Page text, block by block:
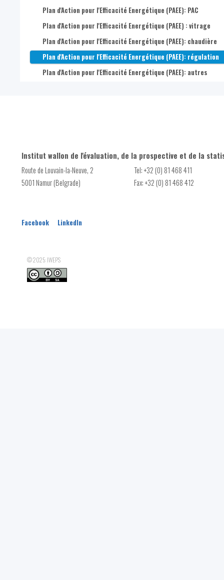
Plan d'Action pour l'Efficacité Energétique (PAEE): PAC
Plan d'Action pour l'Efficacité Energétique (PAEE) : vitrage
Plan d'Action pour l'Efficacité Energétique (PAEE): chaudière
Plan d'Action pour l'Efficacité Energétique (PAEE): régulation
Plan d'Action pour l'Efficacité Energétique (PAEE): autres
Institut wallon de l'évaluation, de la prospective et de la
Route de Louvain-la-Neuve, 2
5001 Namur (Belgrade)
Tel: +32 (0) 81 468 411
Fax: +32 (0) 81 468 412
Facebook LinkedIn
© 2025: IWEPS